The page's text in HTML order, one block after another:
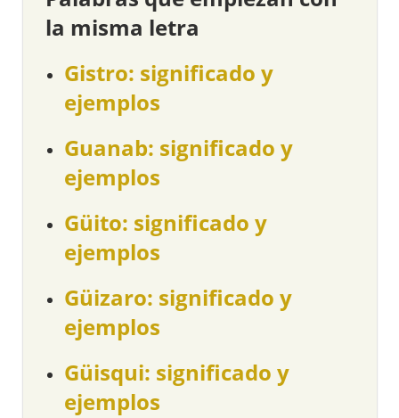
la misma letra
Gistro: significado y
ejemplos
Guanab: significado y
ejemplos
Güito: significado y
ejemplos
Güizaro: significado y
ejemplos
Güisqui: significado y
ejemplos